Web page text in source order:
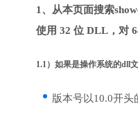
1、从本页面搜索
使用 32 位 DLL，对
1.1）如果是操作系统的dll
版本号以10.0开